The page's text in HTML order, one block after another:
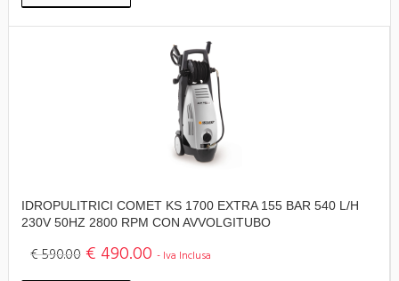
IDROPULITRICI COMET KS 1700 EXTRA 155 BAR 540 L/H
230V 50HZ 2800 RPM CON AVVOLGITUBO
€ 590.00 € 490.00 - Iva Inclusa